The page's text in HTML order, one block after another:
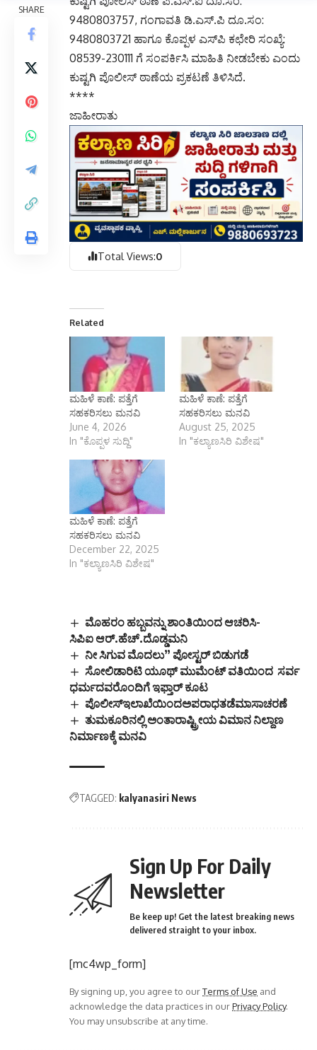
9480803757, ಗಂಗಾವತಿ ಡಿ.ಎಸ್.ಪಿ ದೂ.ಸಂ:
9480803721 ಹಾಗೂ ಕೊಪ್ಪಳ ಎಸ್‌ಪಿ ಕಛೇರಿ ಸಂಖ್ಯೆ:
08539-230111 ಗೆ ಸಂಪರ್ಕಿಸಿ ಮಾಹಿತಿ ನೀಡಬೇಕು ಎಂದು
ಕುಷ್ಟಗಿ ಪೊಲೀಸ್ ಠಾಣೆಯ ಪ್ರಕಟಣೆ ತಿಳಿಸಿದೆ.
****
ಜಾಹೀರಾತು
Total Views:0
Related
ಮಹಿಳೆ ಕಾಣೆ: ಪತ್ತೆಗೆ
ಸಹಕರಿಸಲು ಮನವಿ
June 4, 2026
In "ಕೊಪ್ಪಳ ಸುದ್ದಿ"
ಮಹಿಳೆ ಕಾಣೆ: ಪತ್ತೆಗೆ
ಸಹಕರಿಸಲು ಮನವಿ
August 25, 2025
In "ಕಲ್ಯಾಣಸಿರಿ ವಿಶೇಷ"
ಮಹಿಳೆ ಕಾಣೆ: ಪತ್ತೆಗೆ
ಸಹಕರಿಸಲು ಮನವಿ
December 22, 2025
In "ಕಲ್ಯಾಣಸಿರಿ ವಿಶೇಷ"
ಮೊಹರಂ ಹಬ್ಬವನ್ನು ಶಾಂತಿಯಿಂದ ಆಚರಿಸಿ-
ಸಿಪಿಐ ಆರ್.ಹೆಚ್.ದೊಡ್ಡಮನಿ
ನೀ ಸಿಗುವ ಮೊದಲು” ಪೋಸ್ಟರ್ ಬಿಡುಗಡೆ
ಸೋಲಿಡಾರಿಟಿ ಯೂಥ್ ಮುಮೆಂಟ್ ವತಿಯಿಂದ ಸರ್ವ
ಧರ್ಮದವರೊಂದಿಗೆ ಇಫ್ತಾರ್ ಕೂಟ
ಪೊಲೀಸ್ಇಲಾಖೆಯಿಂದಅಪರಾಧತಡೆಮಾಸಾಚರಣೆ
ತುಮಕೂರಿನಲ್ಲಿ ಅಂತಾರಾಷ್ಟ್ರೀಯ ವಿಮಾನ ನಿಲ್ದಾಣ
ನಿರ್ಮಾಣಕ್ಕೆ ಮನವಿ
TAGGED: kalyanasiri News
Sign Up For Daily
Newsletter
Be keep up! Get the latest breaking news
delivered straight to your inbox.
[mc4wp_form]
By signing up, you agree to ourTerms of Use and
acknowledge the data practices in ourPrivacy Policy.
You may unsubscribe at any time.